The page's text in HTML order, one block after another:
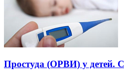
Простуда (ОРВИ) у детей.